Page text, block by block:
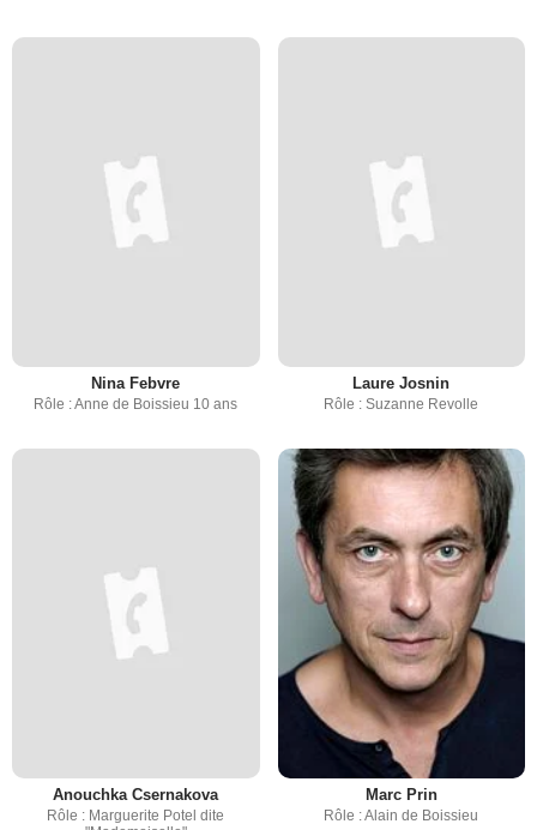
Nina Febvre
Rôle : Anne de Boissieu 10 ans
Laure Josnin
Rôle : Suzanne Revolle
Anouchka Csernakova
Rôle : Marguerite Potel dite
Marc Prin
Rôle : Alain de Boissieu